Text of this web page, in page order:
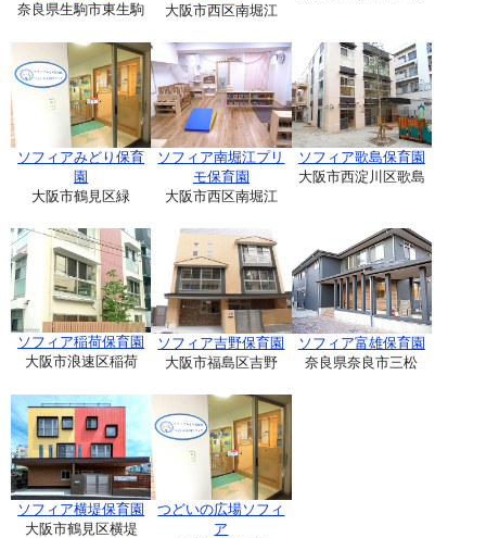
奈良県生駒市東生駒
大阪市西区南堀江
ソフィアみどり保育
園
大阪市鶴見区緑
ソフィア南堀江プリ
モ保育園
大阪市西区南堀江
ソフィア歌島保育園
大阪市西淀川区歌島
ソフィア稲荷保育園
大阪市浪速区稲荷
ソフィア吉野保育園
大阪市福島区吉野
ソフィア富雄保育園
奈良県奈良市三松
ソフィア横堤保育園
大阪市鶴見区横堤
つどいの広場ソフィ
ア